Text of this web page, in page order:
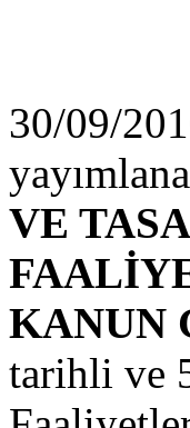
30/09/
VE
KANUN
tarihli ve